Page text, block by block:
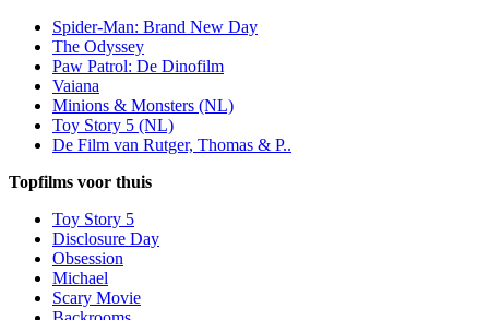
Spider-Man: Brand New Day
The Odyssey
Paw Patrol: De Dinofilm
Vaiana
Minions & Monsters (NL)
Toy Story 5 (NL)
De Film van Rutger, Thomas & P..
Topfilms voor thuis
Toy Story 5
Disclosure Day
Obsession
Michael
Scary Movie